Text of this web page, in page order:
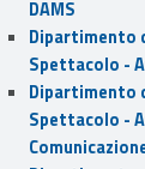
DAMS
Dipartimento
Spettacolo -
Dipartimento
Spettacolo -